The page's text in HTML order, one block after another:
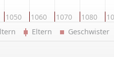
1050 1060 1070 1080
Eltern Geschwister